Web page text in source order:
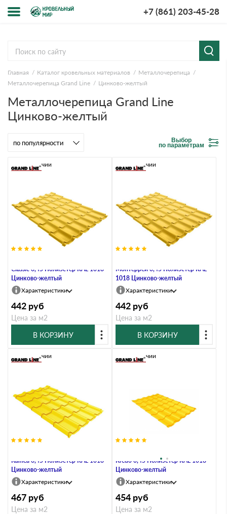
+7 (861) 203-45-28
компании
и оплата
ответы
Главная Каталог кровельных материалов
Металлочерепица
Металлочерепица Grand Line
Цинково-желтый
Металлочерепица Grand Line
Цинково-желтый
Выбор
по параметрам
Classic 0,45 Полиэстер RAL 1018
Цинково-желтый
В наличии
Характеристики
442 руб
Цена за м2
В КОРЗИНУ
Монтеррей 0,45 Полиэстер RAL
1018 Цинково-желтый
В наличии
Характеристики
442 руб
Цена за м2
В КОРЗИНУ
Kamea 0,45 Полиэстер RAL 1018
Цинково-желтый
В наличии
Характеристики
467 руб
Цена за м2
Kredo 0,45 Полиэстер RAL 1018
Цинково-желтый
В наличии
Характеристики
454 руб
Цена за м2